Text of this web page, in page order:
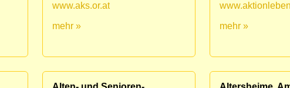
www.aks.or.at
mehr » mehr »